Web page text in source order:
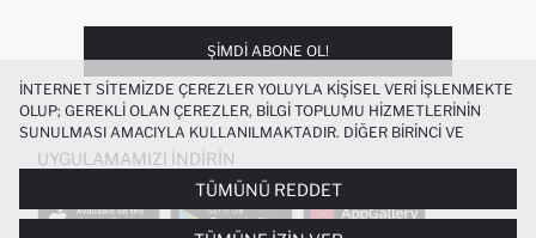
ŞIMDI ABONE OL!
UYGULAMAMIZI İNDIRIN
İNTERNET SITEMIZDE ÇEREZLER YOLUYLA KIŞISEL VERI IŞLENMEKTE
OLUP; GEREKLI OLAN ÇEREZLER, BILGI TOPLUMU HIZMETLERININ
SUNULMASI AMACIYLA KULLANILMAKTADIR. DIĞER BIRINCI VE
ÜÇÜNCÜ TARAF ÇEREZLER ISE SIZE DAHA IYI BIR ALIŞVERIŞ
DENEYIMI SUNULABILMESI, SITEMIZIN DAHA IŞLEVSEL KILINMASI VE
KIŞISELLEŞTIRMESI VE AÇIK RIZA VERMENIZ HALINDE, SIZLERE
YÖNELIK PAZARLAMA FAALIYETLERININ YAPILMASI AMAÇLARIYLA
TÜMÜNÜ REDDET